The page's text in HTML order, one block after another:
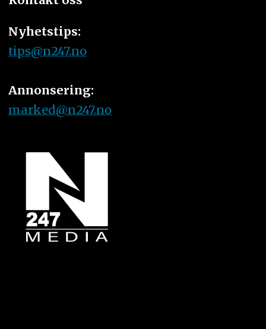
Nyhetstips:
tips@n247.no
Annonsering:
marked@n247.no